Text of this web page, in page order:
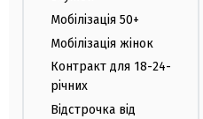
Мобілізація 50+
Мобілізація жінок
Контракт для 18-24-
річних
Відстрочка від